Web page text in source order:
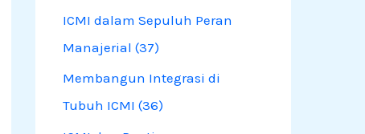
r
:
ICMI dalam Sepuluh Peran
Manajerial (37)
Membangun Integrasi di
Tubuh ICMI (36)